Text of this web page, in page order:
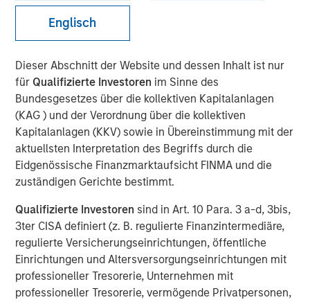
Englisch
Dieser Abschnitt der Website und dessen Inhalt ist nur
für Qualifizierte Investoren im Sinne des
Bundesgesetzes über die kollektiven Kapitalanlagen
(KAG ) und der Verordnung über die kollektiven
Kapitalanlagen (KKV) sowie in Übereinstimmung mit der
aktuellsten Interpretation des Begriffs durch die
Eidgenössische Finanzmarktaufsicht FINMA und die
zuständigen Gerichte bestimmt.
Qualifizierte Investoren sind in Art. 10 Para. 3 a-d, 3bis,
3ter CISA definiert (z. B. regulierte Finanzintermediäre,
regulierte Versicherungseinrichtungen, öffentliche
Einrichtungen und Altersversorgungseinrichtungen mit
professioneller Tresorerie, Unternehmen mit
professioneller Tresorerie, vermögende Privatpersonen,
21 OKTOBER 2024
Morgan Stanley Infrastructure Partners joins
continuing investor GI Partners, strengthening
Flexential’s position to meet increasing
demand for next-generation data center
infrastructure solutions.
Charlotte, NC – October 21, 2024
Flexential, a leading provider of secure and
flexible data center solutions, today